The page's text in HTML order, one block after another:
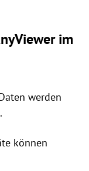
im
werden
können